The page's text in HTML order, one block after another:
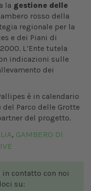
la gestione delle
rosso della
regionale per la
e dei Piani di
L’Ente tutela
indicazioni sulle
dei
è in calendario
Parco delle Grotte
del progetto.
, GAMBERO DI
contatto con noi
su: